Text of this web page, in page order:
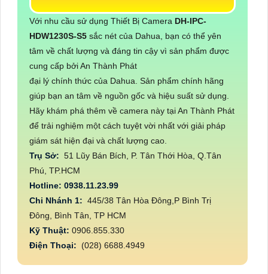
Với nhu cầu sử dụng Thiết Bị Camera DH-IPC-
HDW1230S-S5 sắc nét của Dahua, bạn có thể yên
tâm về chất lượng và đáng tin cậy vì sản phẩm được
cung cấp bởi An Thành Phát
đại lý chính thức của Dahua. Sản phẩm chính hãng
giúp bạn an tâm về nguồn gốc và hiệu suất sử dụng.
Hãy khám phá thêm về camera này tại An Thành Phát
để trải nghiệm một cách tuyệt vời nhất với giải pháp
giám sát hiện đại và chất lượng cao.
Trụ Sở: 51 Lũy Bán Bích, P. Tân Thới Hòa, Q.Tân
Phú, TP.HCM
Hotline: 0938.11.23.99
Chi Nhánh 1: 445/38 Tân Hòa Đông,P Bình Trị
Đông, Bình Tân, TP HCM
Kỹ Thuật: 0906.855.330
Điện Thoại:
(028) 6688.4949